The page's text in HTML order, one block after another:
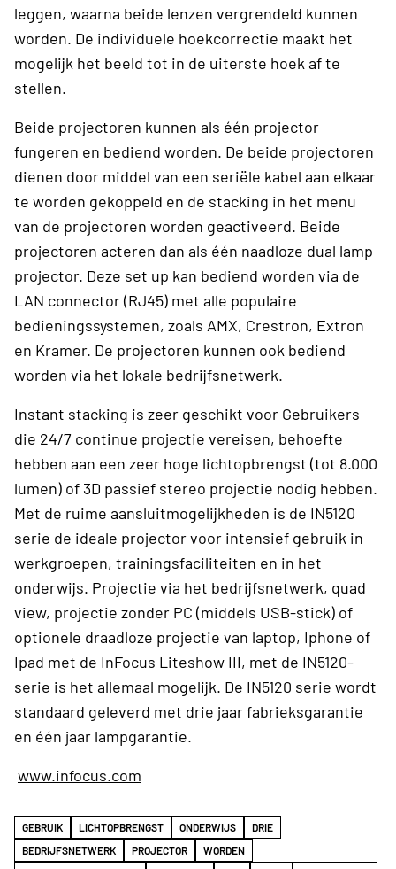
leggen, waarna beide lenzen vergrendeld kunnen
worden. De individuele hoekcorrectie maakt het
mogelijk het beeld tot in de uiterste hoek af te
stellen.
Beide projectoren kunnen als één projector
fungeren en bediend worden. De beide projectoren
dienen door middel van een seriële kabel aan elkaar
te worden gekoppeld en de stacking in het menu
van de projectoren worden geactiveerd. Beide
projectoren acteren dan als één naadloze dual lamp
projector. Deze set up kan bediend worden via de
LAN connector (RJ45) met alle populaire
bedieningssystemen, zoals AMX, Crestron, Extron
en Kramer. De projectoren kunnen ook bediend
worden via het lokale bedrijfsnetwerk.
Instant stacking is zeer geschikt voor Gebruikers
die 24/7 continue projectie vereisen, behoefte
hebben aan een zeer hoge lichtopbrengst (tot 8.000
lumen) of 3D passief stereo projectie nodig hebben.
Met de ruime aansluitmogelijkheden is de IN5120
serie de ideale projector voor intensief gebruik in
werkgroepen, trainingsfaciliteiten en in het
onderwijs. Projectie via het bedrijfsnetwerk, quad
view, projectie zonder PC (middels USB-stick) of
optionele draadloze projectie van laptop, Iphone of
Ipad met de InFocus Liteshow III, met de IN5120-
serie is het allemaal mogelijk. De IN5120 serie wordt
standaard geleverd met drie jaar fabrieksgarantie
en één jaar lampgarantie.
www.infocus.com
GEBRUIK LICHTOPBRENGST ONDERWIJS
DRIE
BEDRIJFSNETWERK
PROJECTOR
WORDEN